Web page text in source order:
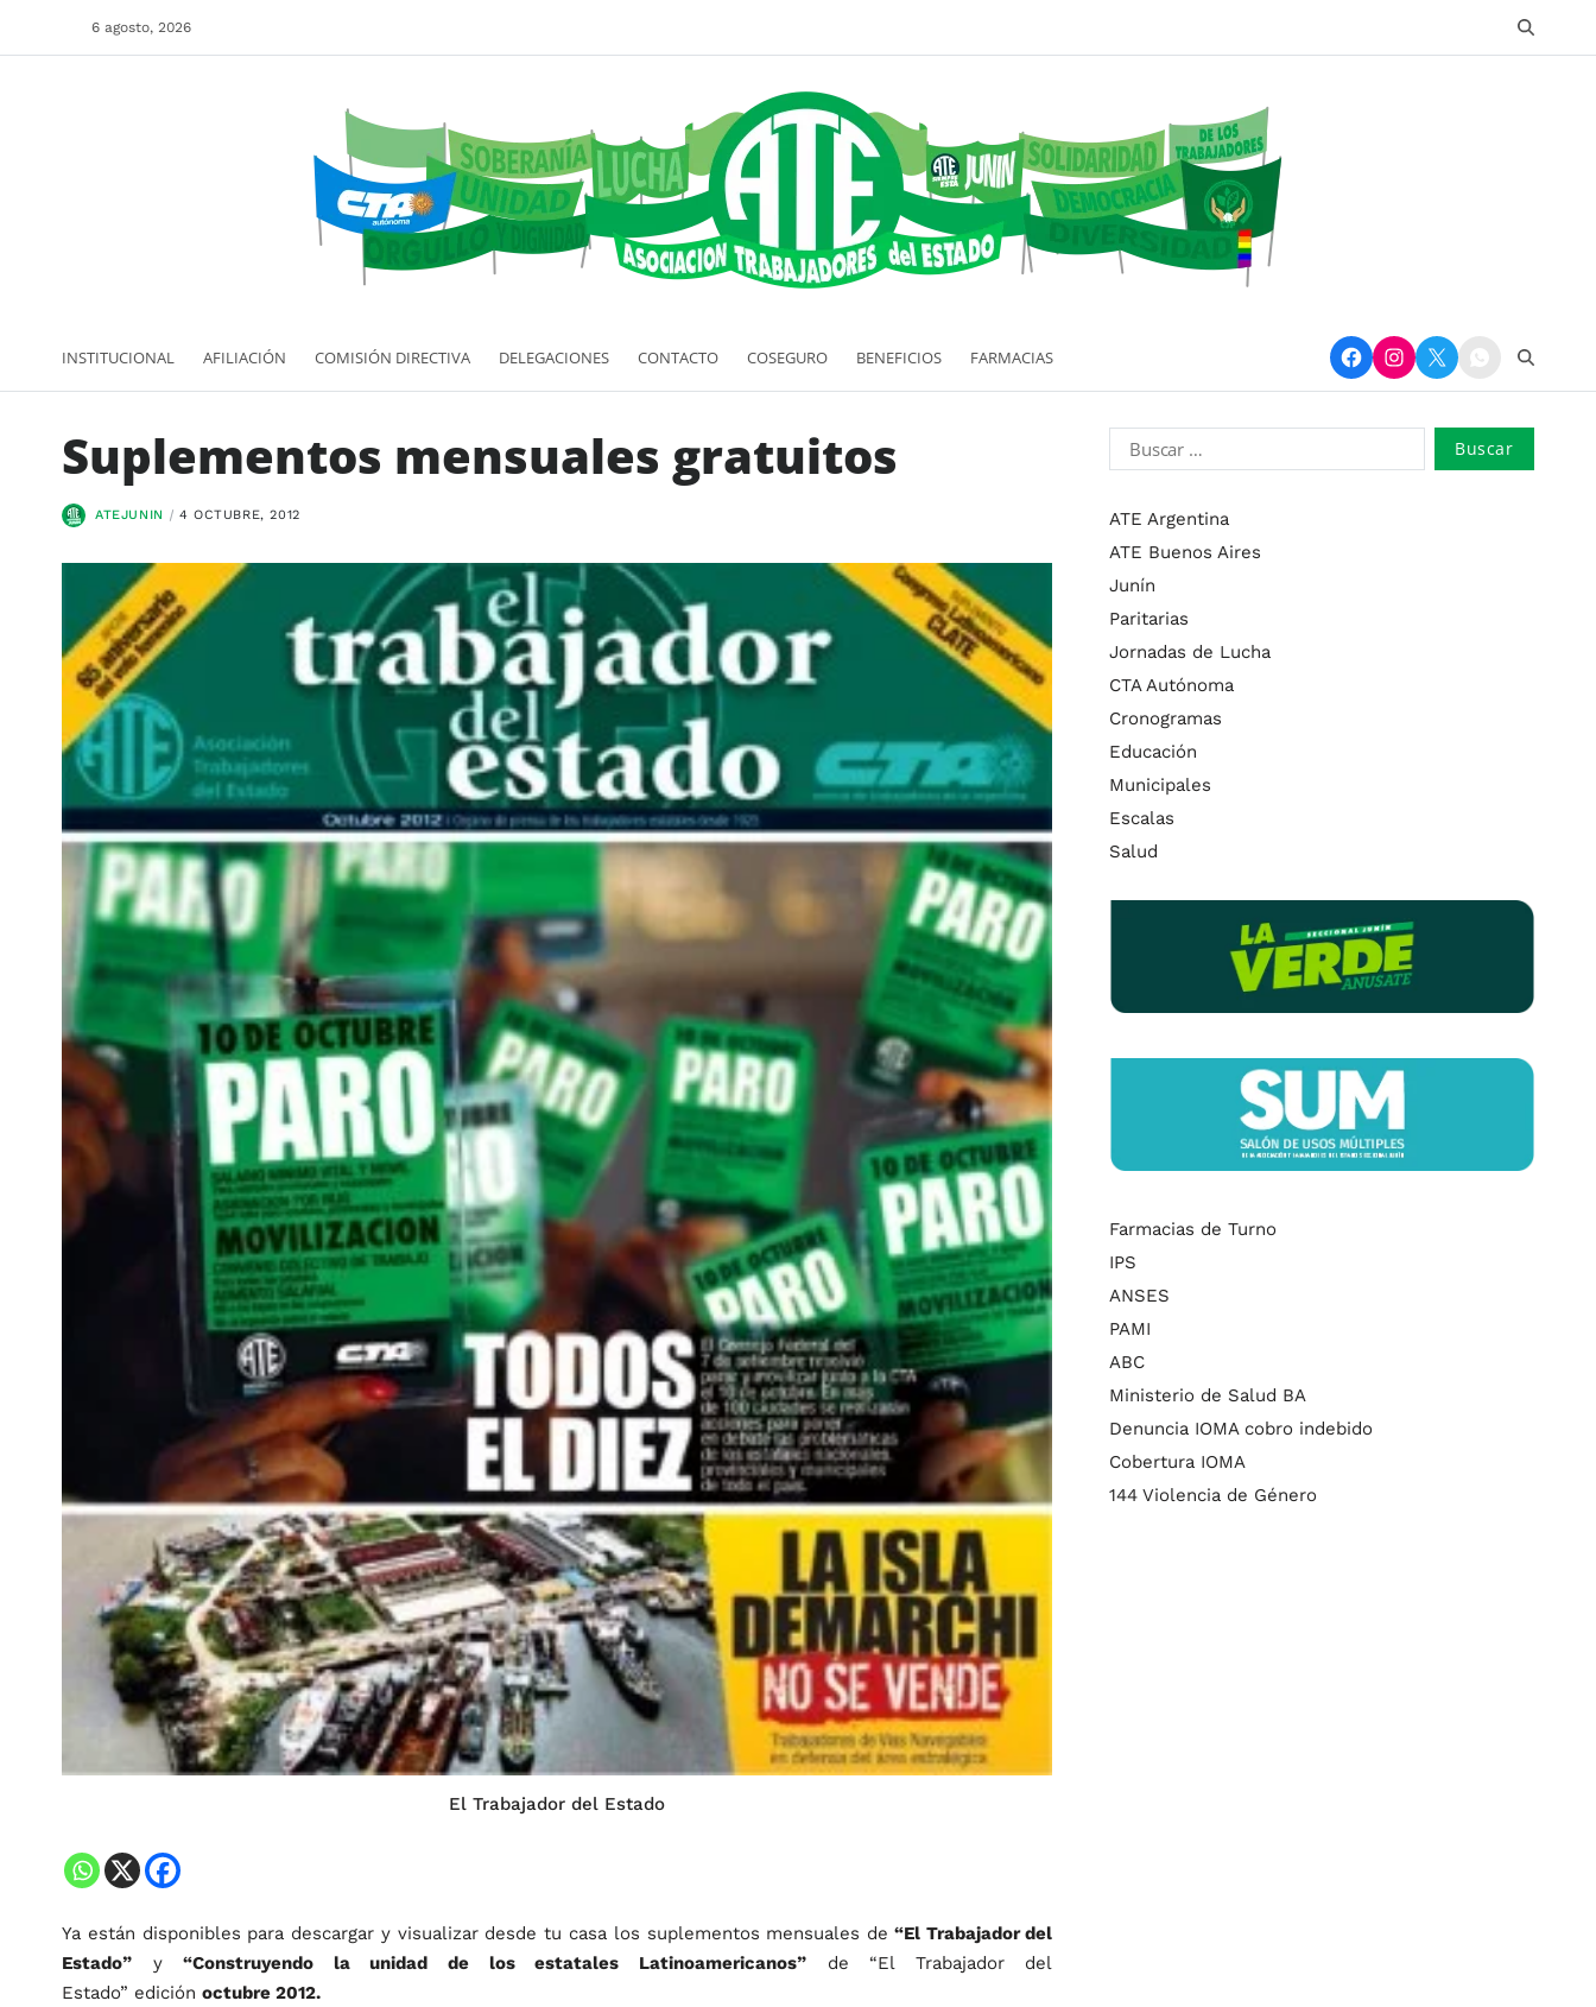
6 agosto, 2026
INSTITUCIONAL AFILIACIÓN COMISIÓN DIRECTIVA DELEGACIONES CONTACTO COSEGURO BENEFICIOS FARMACIAS
Suplementos mensuales gratuitos
ATEJUNIN 4 OCTUBRE, 2012
El Trabajador del Estado
Ya están disponibles para descargar y visualizar desde tu casa los suplementos mensuales de “El Trabajador del
Estado” y“Construyendo la unidad de los estatales Latinoamericanos”de “El Trabajador del
Estado” edición octubre 2012.
ATE Argentina
ATE Buenos Aires
Junín
Paritarias
Jornadas de Lucha
CTA Autónoma
Cronogramas
Educación
Municipales
Escalas
Salud
Farmacias de Turno
IPS
ANSES
PAMI
ABC
Ministerio de Salud BA
Denuncia IOMA cobro indebido
Cobertura IOMA
144 Violencia de Género